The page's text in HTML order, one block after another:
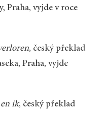
Praha, vyjde v roce
, český překlad
Praha, vyjde
ik, český překlad